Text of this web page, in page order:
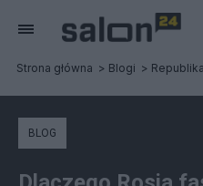
Strona główna Blogi
BLOG